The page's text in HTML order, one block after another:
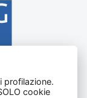
del
profilazione.
cookie